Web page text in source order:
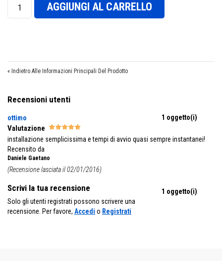
AGGIUNGI AL CARRELLO
« Indietro Alle Informazioni Principali Del Prodotto
Recensioni utenti
1 oggetto(i)
ottimo
Valutazione
installazione semplicissima e tempi di avvio quasi sempre instantanei!
Recensito da
Daniele Gaetano
(Recensione lasciata il 02/01/2016)
1 oggetto(i)
Scrivi la tua recensione
Solo gli utenti registrati possono scrivere una
recensione. Per favore, Accedi o Registrati